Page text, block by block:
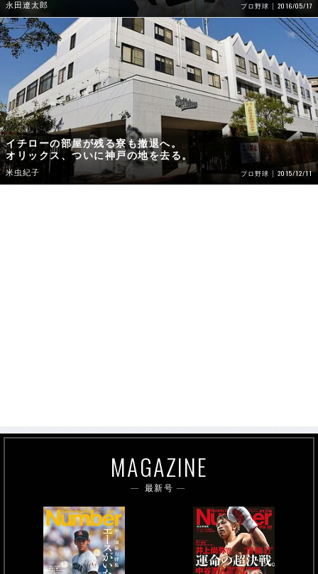
永田遼太郎 プロ野球 2016/05/17
イチローの部屋が残る寮も撤退へ。
オリックス、ついに神戸の地を去る。
米虫紀子 プロ野球 2015/12/11
MAGAZINE
最新号